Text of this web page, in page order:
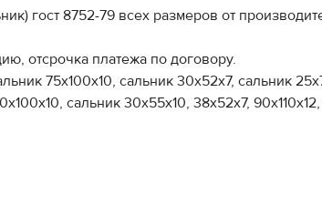
гост 8752-79 всех размеров от
отсрочка платежа по договору.
75х100х10, сальник 30х52х7, сальник
сальник 30х55х10, 38х52х7,